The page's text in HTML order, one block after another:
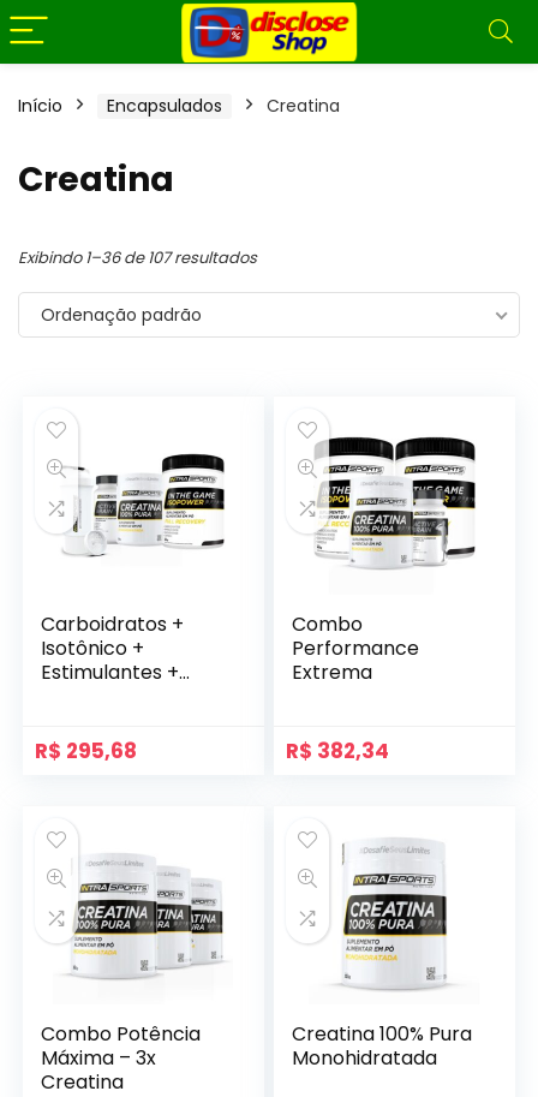
Início Encapsulados Creatina
Creatina
Exibindo 1–36 de 107 resultados
Ordenação padrão
Carboidratos +
Isotônico +
Estimulantes +
R$ 295,68
Combo
Performance
Extrema
R$ 382,34
Combo Potência
Máxima – 3x
Creatina
Creatina 100% Pura
Monohidratada